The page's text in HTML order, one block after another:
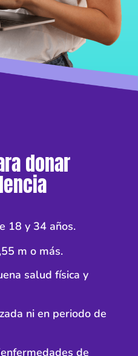
donar
18 y 34 años.
m o más.
salud física y
ni en periodo de
de